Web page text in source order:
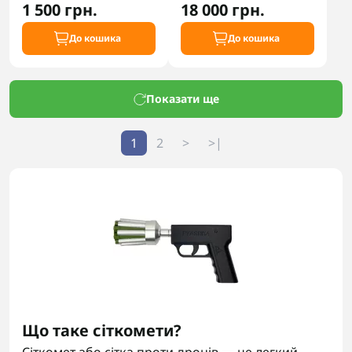
1 500 грн.
До кошика
18 000 грн.
До кошика
Показати ще
1 2 > >|
Що таке сіткомети?